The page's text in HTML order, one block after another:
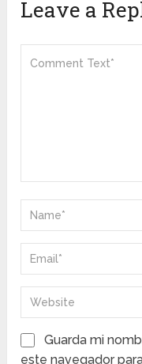
Leave a
Guarda mi
este navegador